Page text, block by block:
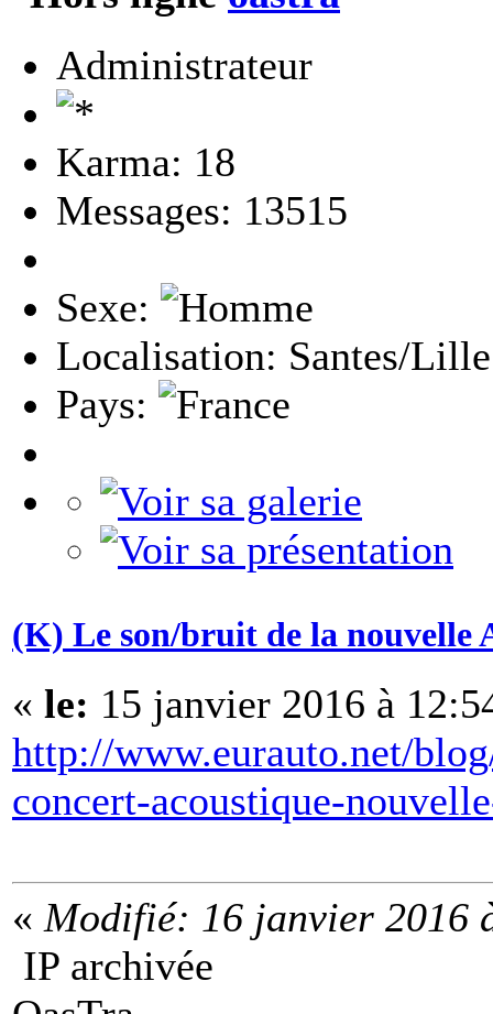
Administrateur
Karma: 18
Messages: 13515
Sexe:
Localisation: Santes/Lille
Pays:
(K) Le son/bruit de la nouvelle
« le: 15 janvier 2016 à
http://www.eurauto.net/
concert-acoustique-
« Modifié: 16 janvier 2016
IP archivée